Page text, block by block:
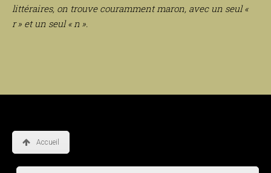
littéraires, on trouve couramment maron, avec un seul «
r » et un seul « n ».
Accueil